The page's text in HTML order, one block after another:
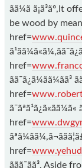
ãã¼ã
be wood by means of
href=
href=
ãã¯ã¿ã¼ãã¼ãã³
href=
ã¯ãªã¹ã¿ã«ãã¼ã«
href=
href=
ããã¯ãã³,